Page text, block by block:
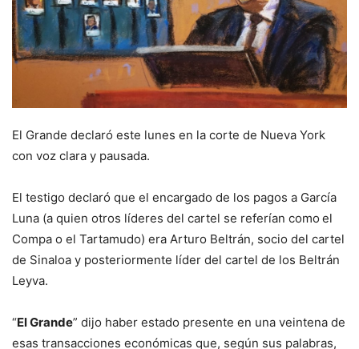
El Grande declaró este lunes en la corte de Nueva York
con voz clara y pausada.
El testigo declaró que el encargado de los pagos a García
Luna (a quien otros líderes del cartel se referían como el
Compa o el Tartamudo) era Arturo Beltrán, socio del cartel
de Sinaloa y posteriormente líder del cartel de los Beltrán
Leyva.
“El Grande” dijo haber estado presente en una veintena de
esas transacciones económicas que, según sus palabras,